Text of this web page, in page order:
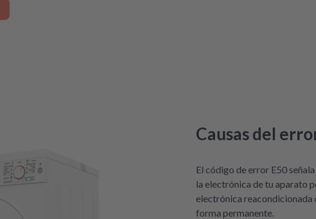
Causas del
El código de error E50
la electrónica de tu aparato
electrónica reacondicionada
forma permanente.